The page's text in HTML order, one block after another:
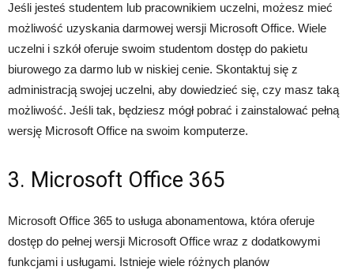
Jeśli jesteś studentem lub pracownikiem uczelni, możesz mieć
możliwość uzyskania darmowej wersji Microsoft Office. Wiele
uczelni i szkół oferuje swoim studentom dostęp do pakietu
biurowego za darmo lub w niskiej cenie. Skontaktuj się z
administracją swojej uczelni, aby dowiedzieć się, czy masz taką
możliwość. Jeśli tak, będziesz mógł pobrać i zainstalować pełną
wersję Microsoft Office na swoim komputerze.
3. Microsoft Office 365
Microsoft Office 365 to usługa abonamentowa, która oferuje
dostęp do pełnej wersji Microsoft Office wraz z dodatkowymi
funkcjami i usługami. Istnieje wiele różnych planów